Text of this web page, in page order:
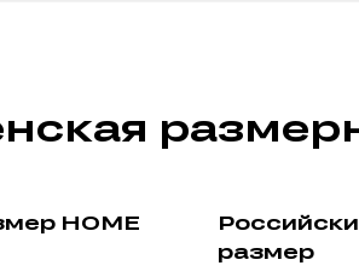
HOME
размер